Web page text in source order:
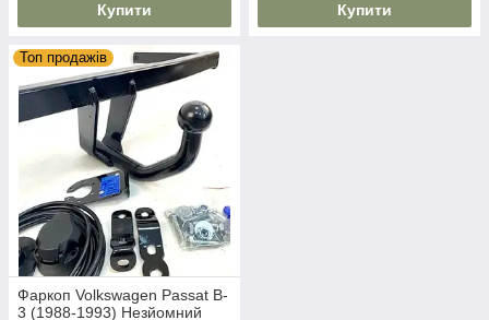
Купити Купити
Топ продажів
Фаркоп Volkswagen Passat B-
3 (1988-1993) Незйомний